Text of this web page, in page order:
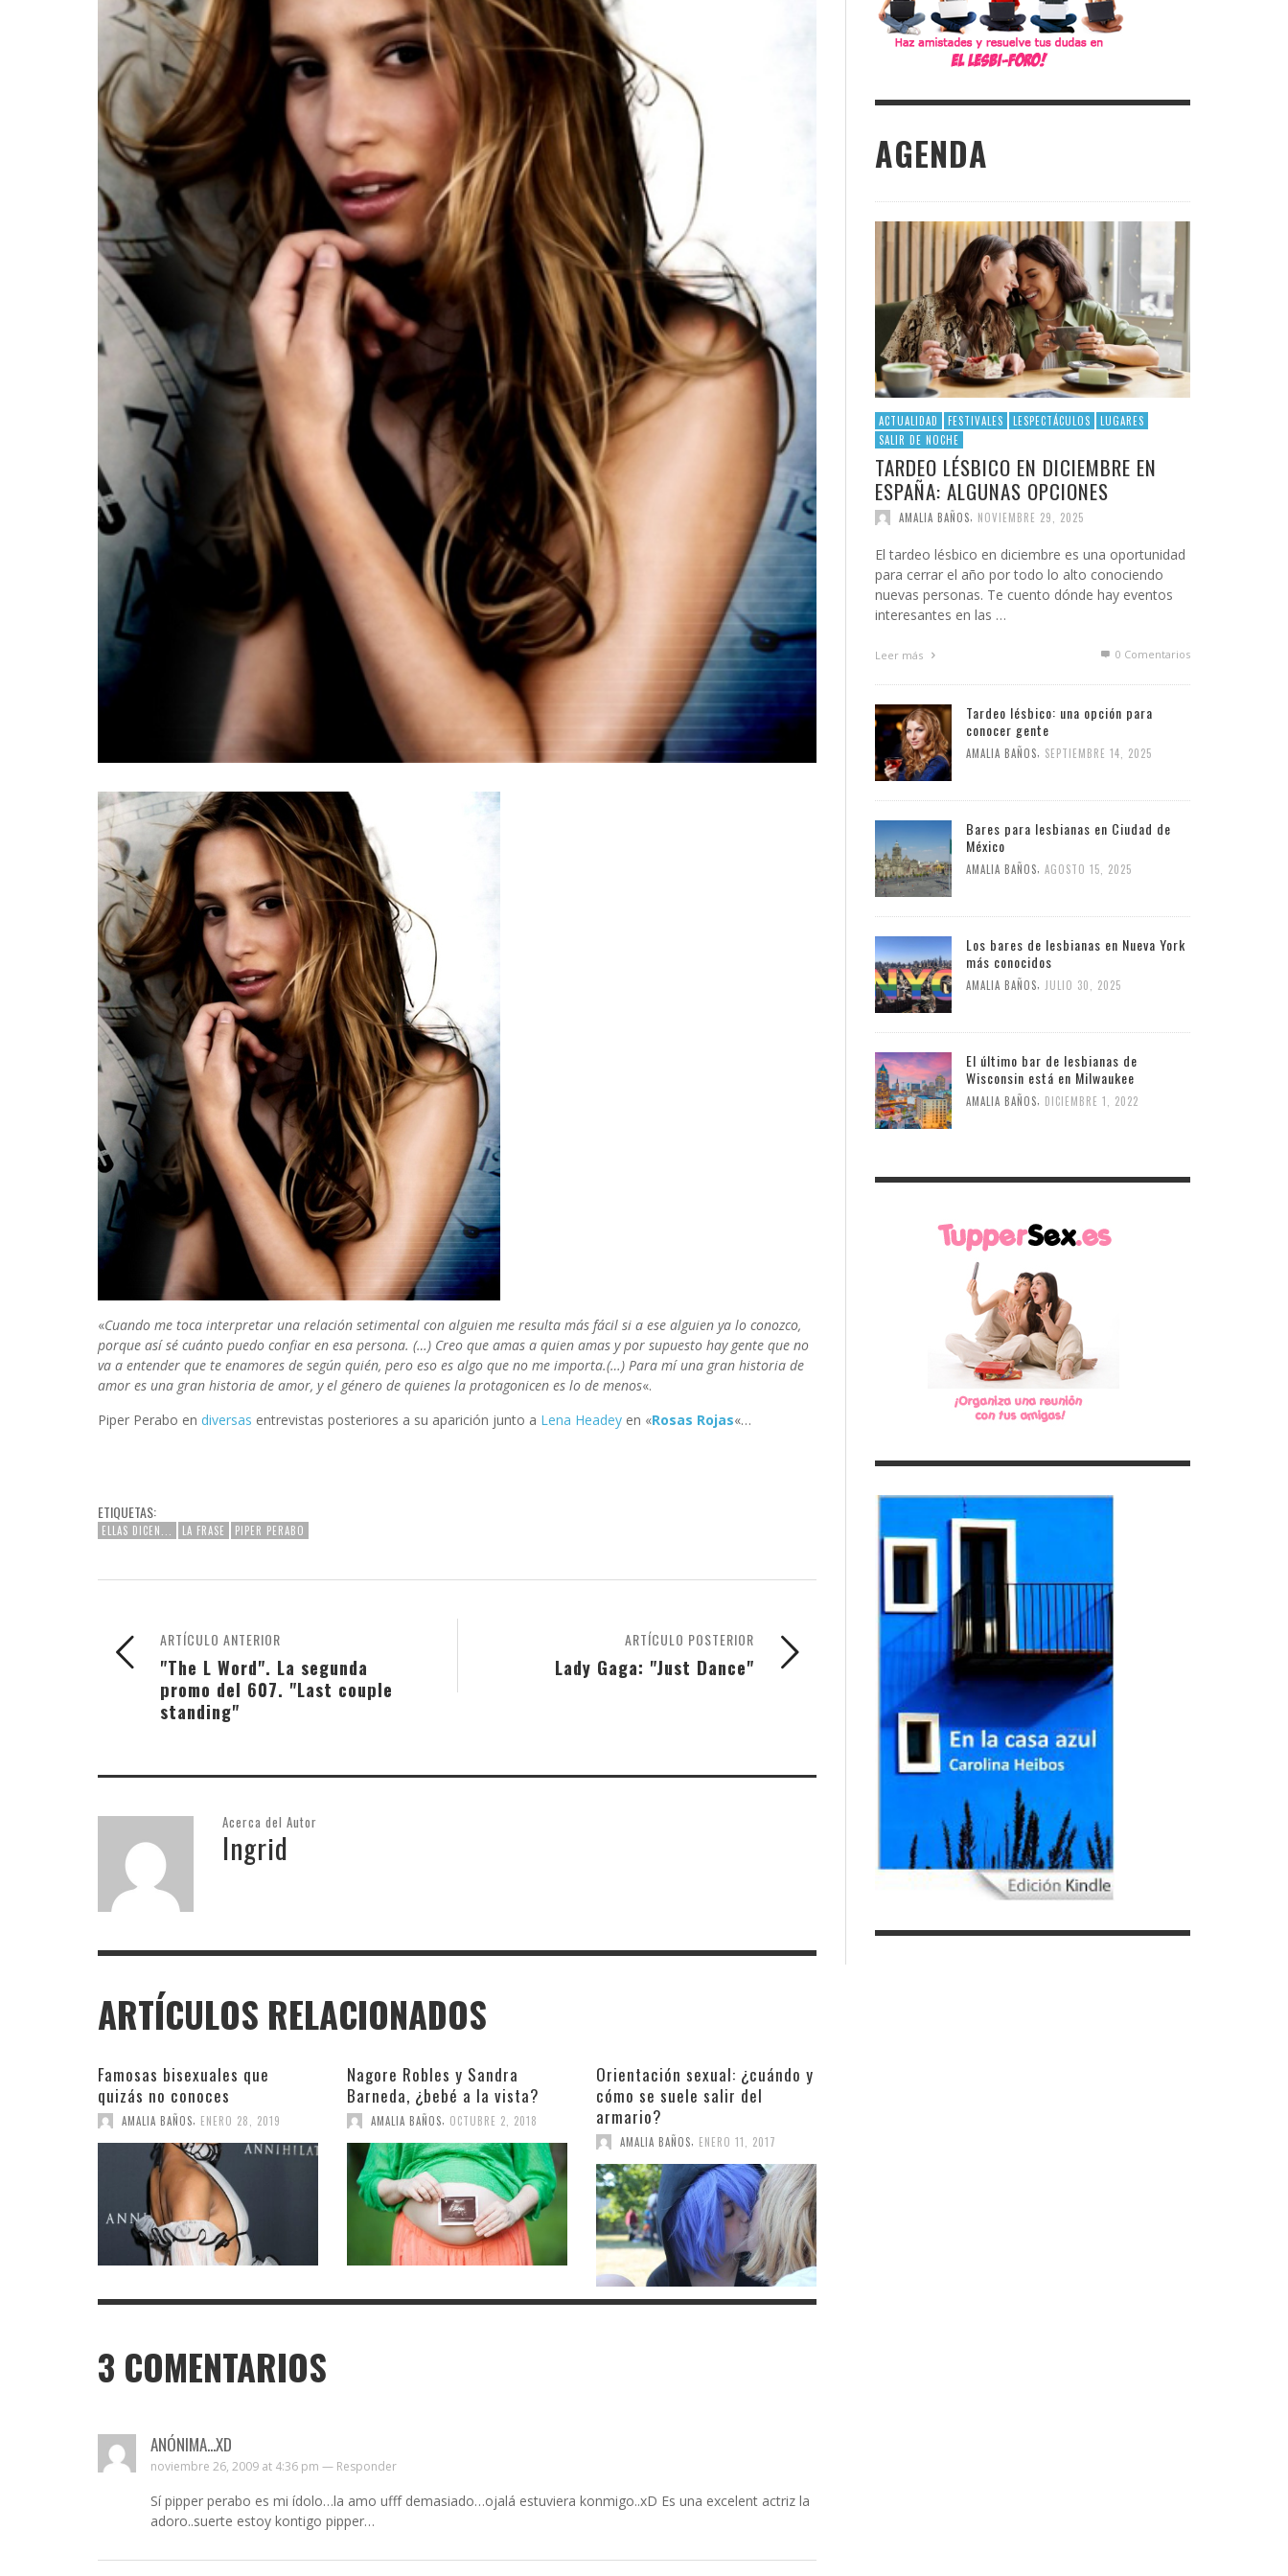
INFIELES
«Cuando me toca interpretar una relación setimental con alguien me resulta más fácil si a ese alguien ya lo conozco,
porque así sé cuánto puedo confiar en esa persona. (…) Creo que amas a quien amas y por supuesto hay gente que no
va a entender que te enamores de según quién, pero eso es algo que no me importa.(…) Para mí una gran historia de
amor es una gran historia de amor, y el género de quienes la protagonicen es lo de menos«.
Piper Perabo en diversas entrevistas posteriores a su aparición junto a Lena Headey en «Rosas Rojas«…
ETIQUETAS:
ELLAS DICEN... LA FRASE PIPER PERABO
ARTÍCULO POSTERIOR
Lady Gaga: "Just Dance"
ARTÍCULO ANTERIOR
"The L Word". La segunda
promo del 607. "Last couple
standing"
Acerca del Autor
Ingrid
ARTÍCULOS RELACIONADOS
Famosas bisexuales que
quizás no conoces
AMALIA BAÑOS, ENERO 28, 2019
Nagore Robles y Sandra
Barneda, ¿bebé a la vista?
AMALIA BAÑOS, OCTUBRE 2, 2018
Orientación sexual: ¿cuándo y
cómo se suele salir del
armario?
AMALIA BAÑOS, ENERO 11, 2017
3 COMENTARIOS
ANÓNIMA...XD
noviembre 26, 2009 at 4:36 pm — Responder
Sí pipper perabo es mi ídolo…la amo ufff demasiado…ojalá estuviera konmigo..xD Es una excelent actriz la
adoro..suerte estoy kontigo pipper…
AGENDA
ACTUALIDAD FESTIVALES LESPECTÁCULOS
LUGARES
SALIR DE NOCHE
TARDEO LÉSBICO EN DICIEMBRE EN
ESPAÑA: ALGUNAS OPCIONES
AMALIA BAÑOS, NOVIEMBRE 29, 2025
El tardeo lésbico en diciembre es una oportunidad
para cerrar el año por todo lo alto conociendo
nuevas personas. Te cuento dónde hay eventos
interesantes en las …
Leer más 0 Comentarios
Tardeo lésbico: una opción para
conocer gente
AMALIA BAÑOS SEPTIEMBRE 14, 2025
Bares para lesbianas en Ciudad de
México
AMALIA BAÑOS AGOSTO 15, 2025
Los bares de lesbianas en Nueva York
más conocidos
AMALIA BAÑOS JULIO 30, 2025
El último bar de lesbianas de
Wisconsin está en Milwaukee
AMALIA BAÑOS DICIEMBRE 1, 2022